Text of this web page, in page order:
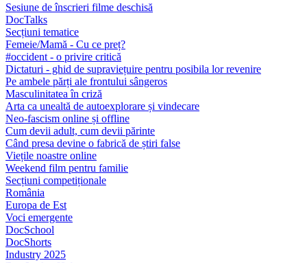
Sesiune de înscrieri filme deschisă
DocTalks
Secțiuni tematice
Femeie/Mamă - Cu ce preț?
#occident - o privire critică
Dictaturi - ghid de supraviețuire pentru posibila lor revenire
Pe ambele părți ale frontului sângeros
Masculinitatea în criză
Arta ca unealtă de autoexplorare și vindecare
Neo-fascism online și offline
Cum devii adult, cum devii părinte
Când presa devine o fabrică de știri false
Viețile noastre online
Weekend film pentru familie
Secțiuni competiționale
România
Europa de Est
Voci emergente
DocSchool
DocShorts
Industry 2025